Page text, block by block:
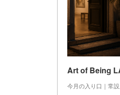
Art of Being
今月の入り口｜常